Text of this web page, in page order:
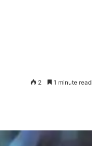
2 1 minute read